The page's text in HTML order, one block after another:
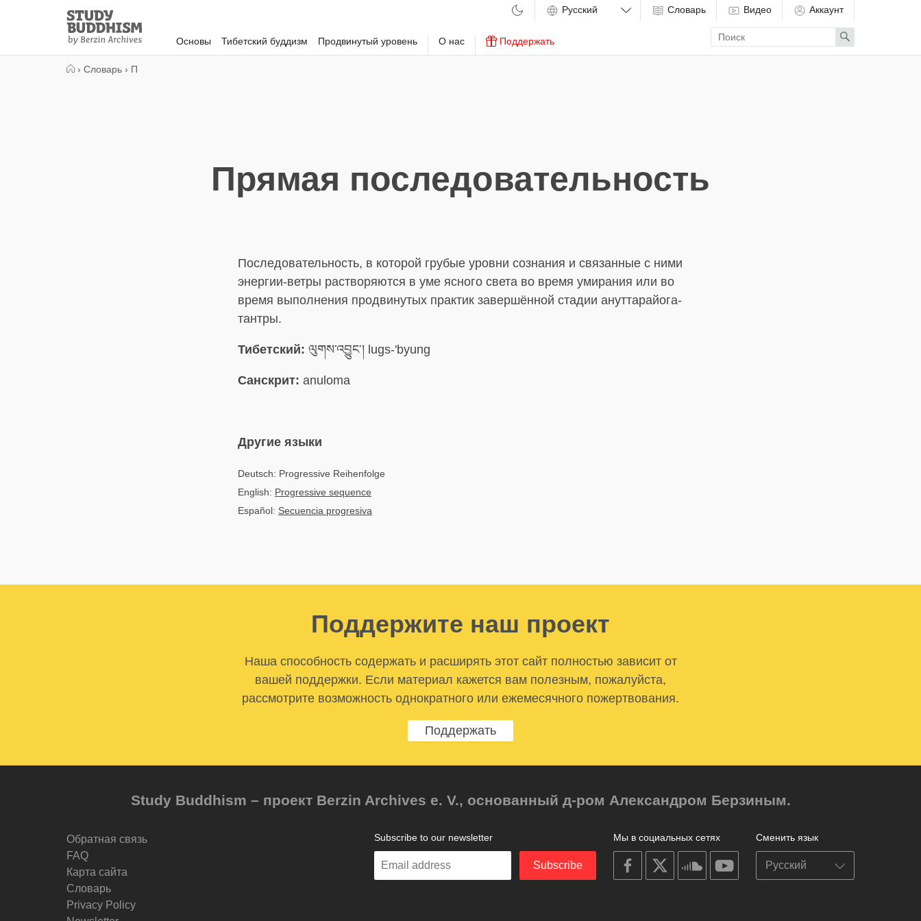
Study
Buddhism
Home
Основы Тибетский буддизм Продвинутый уровень О нас Поддержать
Словарь Видео Аккаунт
Enter
search
term
Search
› Словарь › П
Прямая последовательность
Последовательность, в которой грубые уровни сознания и связанные с ними
энергии-ветры растворяются в уме ясного света во время умирания или во
время выполнения продвинутых практик завершённой стадии ануттарайога-
тантры.
Тибетский: ལུགས་འབྱུང་། lugs-'byung
Санскрит: anuloma
Другие языки
Deutsch: Progressive Reihenfolge
English: Progressive sequence
Español: Secuencia progresiva
Поддержите наш проект
Наша способность содержать и расширять этот сайт полностью зависит от
вашей поддержки. Если материал кажется вам полезным, пожалуйста,
рассмотрите возможность однократного или ежемесячного пожертвования.
Поддержать
Study Buddhism – проект Berzin Archives e. V., основанный д-ром Александром Берзиным.
Обратная связь
FAQ
Карта сайта
Словарь
Privacy Policy
Сменить язык
Мы в социальных сетях
on
facebook
on
on
soundcloudyoutube
Subscribe to our newsletter
Enter
Subscribe